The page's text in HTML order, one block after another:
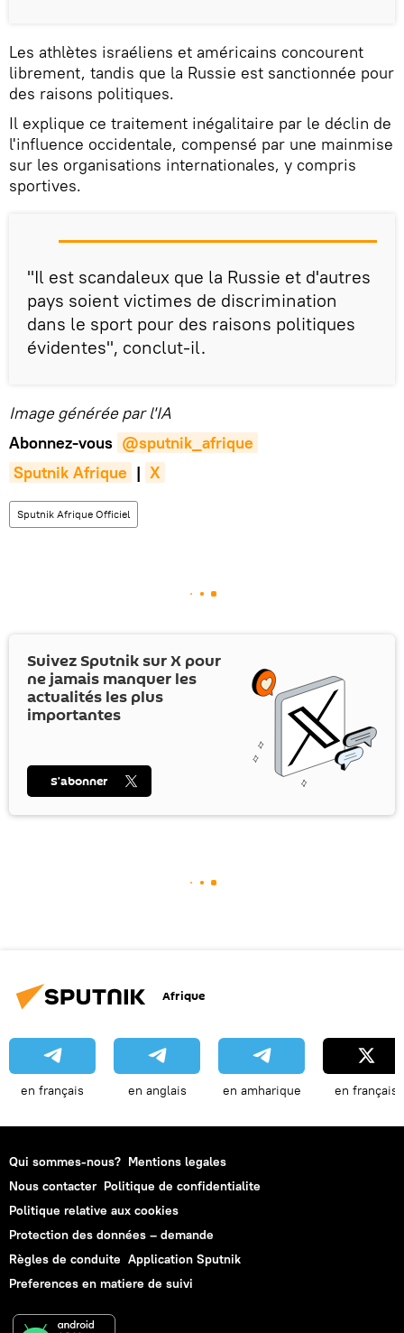
Les athlètes israéliens et américains concourent
librement, tandis que la Russie est sanctionnée pour
des raisons politiques.
Il explique ce traitement inégalitaire par le déclin de
l'influence occidentale, compensé par une mainmise
sur les organisations internationales, y compris
sportives.
"Il est scandaleux que la Russie et d'autres
pays soient victimes de discrimination
dans le sport pour des raisons politiques
évidentes", conclut-il.
Image générée par l'IA
Abonnez-vous @sputnik_afrique
Sputnik Afrique | X
Sputnik Afrique Officiel
Suivez Sputnik surX pour
ne jamais manquer les
actualités les plus
importantes
S’abonner
Afrique
en français en anglais en amharique en français
Qui sommes-nous? Mentions legales
Nous contacter Politique de confidentialite
Politique relative aux cookies
Protection des données – demande
Règles de conduite Application Sputnik
Preferences en matiere de suivi